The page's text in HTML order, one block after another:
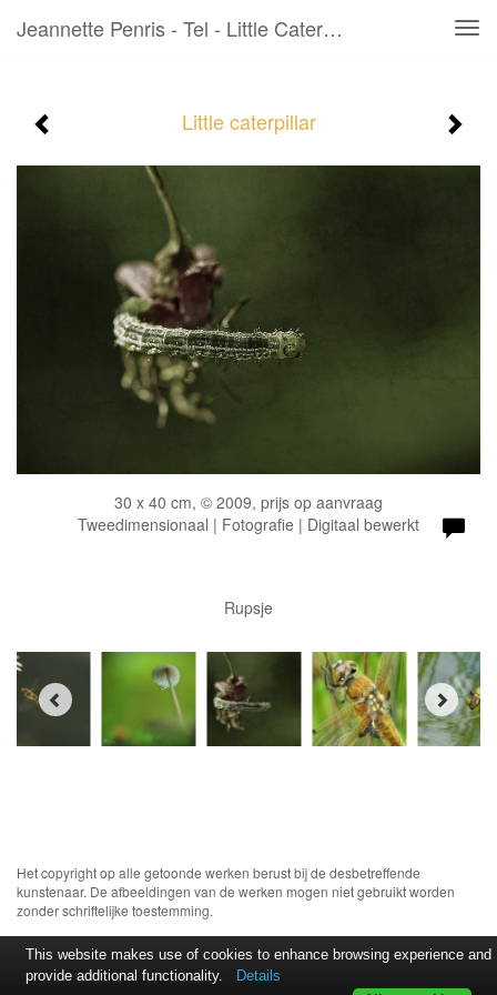
Jeannette Penris - Tel - Little Caterpillar
Little caterpillar
30 x 40 cm, © 2009, prijs op aanvraag
Tweedimensionaal | Fotografie | Digitaal bewerkt
Rupsje
Het copyright op alle getoonde werken berust bij de desbetreffende
kunstenaar. De afbeeldingen van de werken mogen niet gebruikt worden
zonder schriftelijke toestemming.
This website makes use of cookies to enhance browsing experience and
provide additional functionality.
Details